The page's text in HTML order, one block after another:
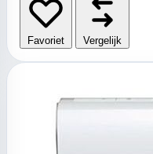
Favoriet Vergelijk